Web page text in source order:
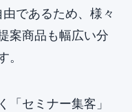
であるため、様々
案商品も幅広い分
。
「セミナー集客」